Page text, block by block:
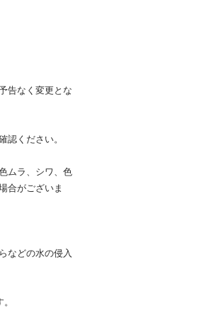
告なく変更とな
認ください。
ムラ、シワ、色
合がございま
などの水の侵入